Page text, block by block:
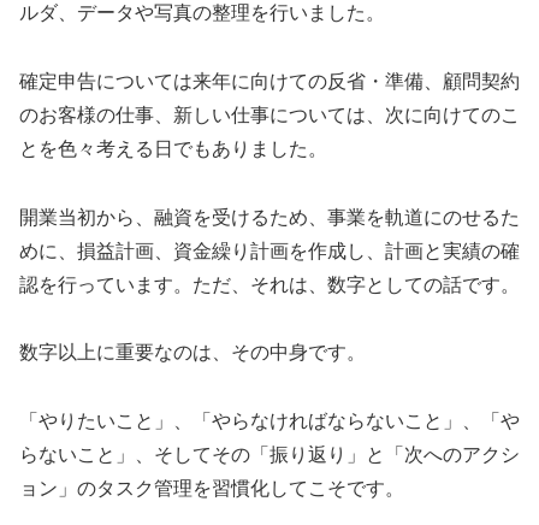
ルダ、データや写真の整理を行いました。
確定申告については来年に向けての反省・準備、顧問契約
のお客様の仕事、新しい仕事については、次に向けてのこ
とを色々考える日でもありました。
開業当初から、融資を受けるため、事業を軌道にのせるた
めに、損益計画、資金繰り計画を作成し、計画と実績の確
認を行っています。ただ、それは、数字としての話です。
数字以上に重要なのは、その中身です。
「やりたいこと」、「やらなければならないこと」、「や
らないこと」、そしてその「振り返り」と「次へのアクシ
ョン」のタスク管理を習慣化してこそです。